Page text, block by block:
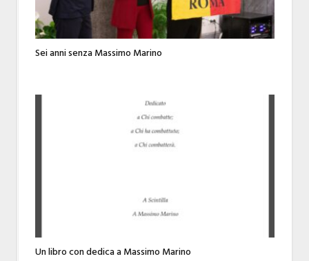
Sei anni senza Massimo Marino
Un libro con dedica a Massimo Marino